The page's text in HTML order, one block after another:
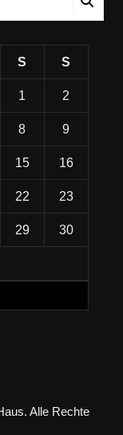
S S
1 2
8 9
15 16
22 23
29 30
Alle Rechte